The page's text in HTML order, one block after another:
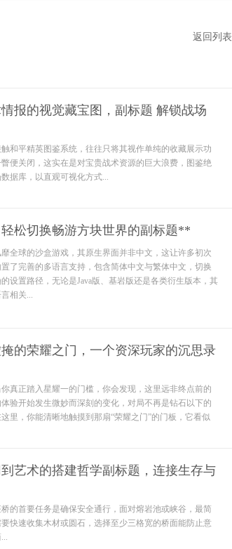
返回列表
报的视觉藏宝图，副标题 解锁战场
和平精英图鉴系统，往往只将其视作单纯的收藏展示功
便关闭，这实在是对宝贵战术资源的巨大浪费，图鉴绝
据库，以直观可视化方式...
松切换畅游方块世界的副标题**
全球的沙盒游戏，其原生界面并非中文，这让许多初次
了完善的多语言支持，包含简体中文与繁体中文，切换
设置路径，无论是Java版、基岩版还是各类衍生版本，其
相关...
的荣耀之门，一个资深玩家的沉思录
真正踏入星耀一的门槛，你会发现，这里远非终点前的
验开始发生微妙而深刻的变化，对局不再是钻石以下的
里，你能清晰地触摸到那扇“荣耀之门”的门板，它看似
艺术的搭建哲学副标题，连接生存与
的首要任务是确保安全通行，面对熔岩池或峡谷，最简
快速收集木材或圆石，选择至少三格宽的桥面能防止意